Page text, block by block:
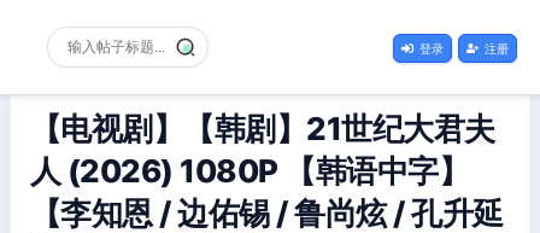
登录 注册
【电视剧】【韩剧】21世纪大君夫
人 (2026) 1080P 【韩语中字】
【李知恩 / 边佑锡 / 鲁尚炫 / 孔升延